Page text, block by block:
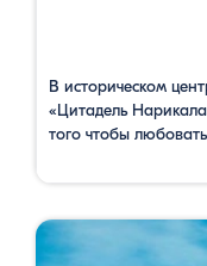
В историческом
«Цитадель
того чтобы
археологический
найденные во время